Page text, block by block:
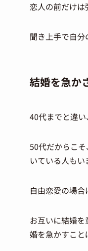
恋人の前だけは
聞き上手で自分
結婚を急か
40代までと違
50代だからこ
いている人もい
自由恋愛の場合
お互いに結婚
婚を急かすこと